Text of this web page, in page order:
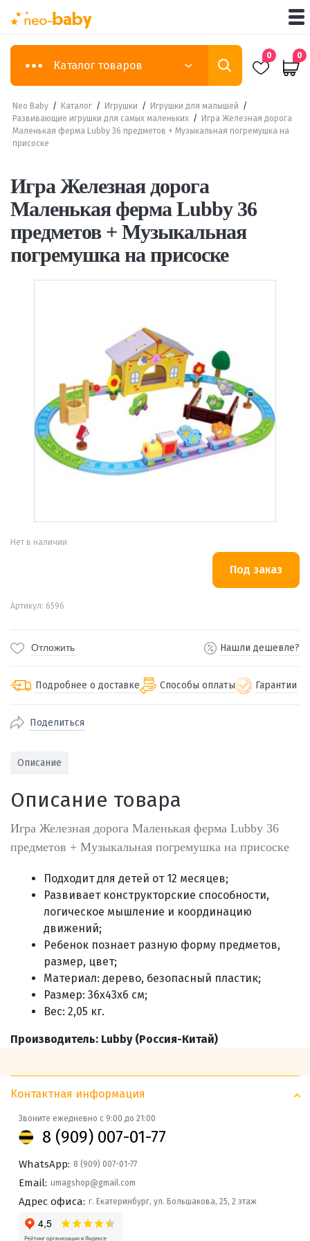
Каталог товаров
0 0
Neo Baby / Каталог / Игрушки / Игрушки для малышей /
Развивающие игрушки для самых маленьких /
Игра Железная дорога
Маленькая ферма Lubby 36 предметов + Музыкальная погремушка на
присоске
Игра Железная дорога
Маленькая ферма Lubby 36
предметов + Музыкальная
погремушка на присоске
Нет в наличии
Артикул: 6596
Отложить Нашли дешевле?
Подробнее о доставке
По Екатеринбургу бесплатная
Отправляем во все регионы России
службами Пэк, Кит, Луч, Сдэк, Озон
доставка, Почта РФ или любой другой
транспортной компанией на Ваш выбор
Способы оплаты
Через СБП при получении (для
Екатеринбурга и близлежащих
городов)
Онлайн через СБП
Гарантии
Поделиться
Описание
Описание товара
Игра Железная дорога Маленькая ферма Lubby 36
предметов + Музыкальная погремушка на присоске
Подходит для детей от 12 месяцев;
Развивает конструкторские способности,
логическое мышление и координацию
движений;
Ребенок познает разную форму предметов,
размер, цвет;
Материал: дерево, безопасный пластик;
Размер: 36x43x6 см;
Вес: 2,05 кг.
Производитель: Lubby (Россия-Китай)
Контактная информация
Звоните ежедневно с 9:00 до 21:00
8 (909) 007-01-77
WhatsApp: 8 (909) 007-01-77
Email: umagshop@gmail.com
Адрес офиса: г. Екатеринбург, ул. Большакова, 25, 2 этаж